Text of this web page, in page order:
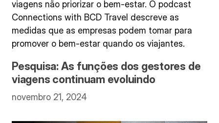
viagens não priorizar o bem-estar. O podcast
Connections with BCD Travel descreve as
medidas que as empresas podem tomar para
promover o bem-estar quando os viajantes.
Pesquisa: As funções dos gestores de
viagens continuam evoluindo
novembro 21, 2024